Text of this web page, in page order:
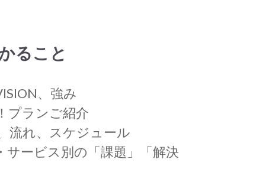
ること
、強み
プランご紹介
流れ、スケジュール
サービス別の「課題」「解決